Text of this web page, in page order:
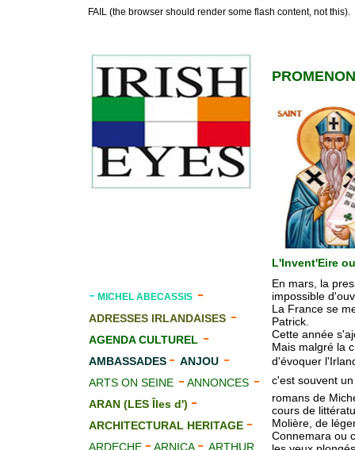
FAIL (the browser should render some flash content, not this).
- MICHEL ABECASSIS -
ADRESSES IRLANDAISES -
AGENDA CULTUREL -
AMBASSADES- ANJOU -
ARTS ON SEINE -ANNONCES -
ARAN (LES Îles d') -
ARCHITECTURAL HERITAGE -
ARDECHE -ARNICA- ARTHUR
L'Invent'Eire
En mars, la
impossible
La France se
Patrick.
Cette année
Mais malgré la
d'évoquer
c'est souvent
romans de
cours de
Molière, de
Connemara ou